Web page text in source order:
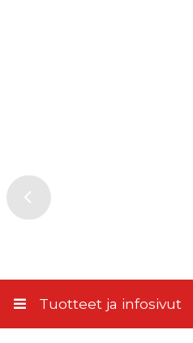
Tuotteet ja infosivut